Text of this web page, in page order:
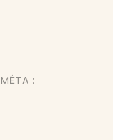
MÉTA :